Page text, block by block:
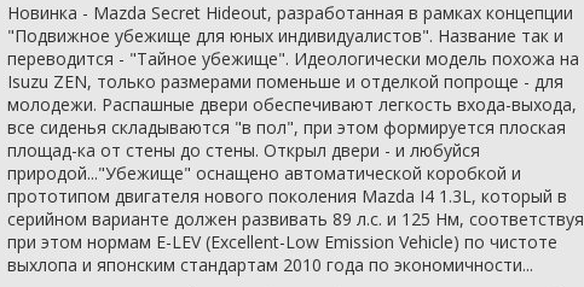
Новинка - Mazda Secret Hideout, разработанная в рамках концепции
"Подвижное убежище для юных индивидуалистов". Название так и
переводится - "Тайное убежище". Идеологически модель похожа на
Isuzu ZEN, только размерами поменьше и отделкой попроще - для
молодежи. Распашные двери обеспечивают легкость входа-выхода,
все сиденья складываются "в пол", при этом формируется плоская
площад-ка от стены до стены. Открыл двери - и любуйся
природой..."Убежище" оснащено автоматической коробкой и
прототипом двигателя нового поколения Mazda I4 1.3L, который в
серийном варианте должен развивать 89 л.с. и 125 Нм, соответствуя
при этом нормам E-LEV (Excellent-Low Emission Vehicle) по чистоте
выхлопа и японским стандартам 2010 года по экономичности...